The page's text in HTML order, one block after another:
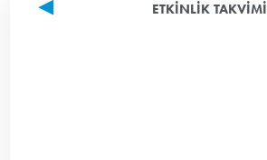
ETKINLIK TAKVIMI